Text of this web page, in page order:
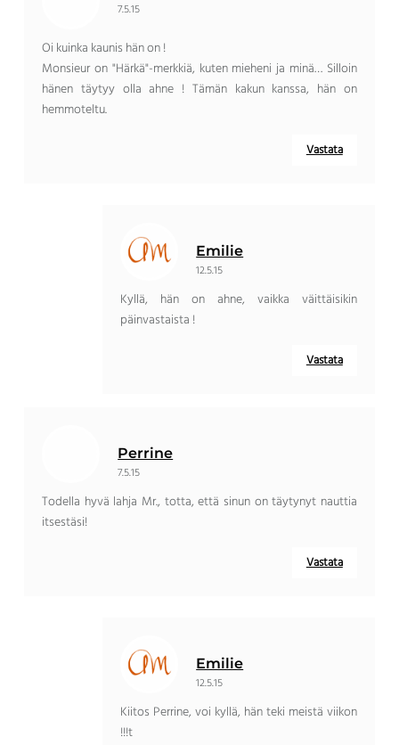
7.5.15
Oi kuinka kaunis hän on !
Monsieur on "Härkä"-merkkiä, kuten mieheni ja minä… Silloin
hänen täytyy olla ahne ! Tämän kakun kanssa, hän on
hemmoteltu.
Vastata
Emilie
12.5.15
Kyllä, hän on ahne, vaikka väittäisikin
päinvastaista !
Vastata
Perrine
7.5.15
Todella hyvä lahja Mr., totta, että sinun on täytynyt nauttia
itsestäsi!
Vastata
Emilie
12.5.15
Kiitos Perrine, voi kyllä, hän teki meistä viikon
!!!t